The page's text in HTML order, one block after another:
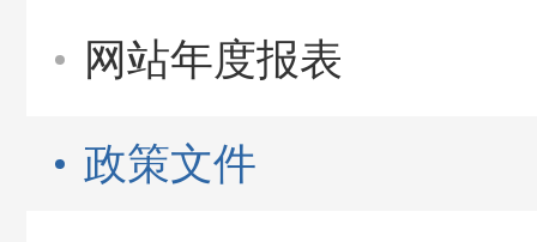
网站年度报表
政策文件